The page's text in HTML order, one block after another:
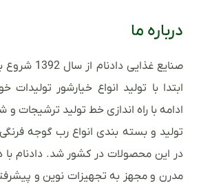
درباره ما
صنایع غذایی
ابتدا با تولید انواع خیارشور تولیدات
ادامه با راه اندازی خط تولید ترشیجات
تولید و بسته بندی انواع رب گوجه
در این محصولات در کشور شد. دادنام با
مدرن و مجهز به تجهیزات نوین و